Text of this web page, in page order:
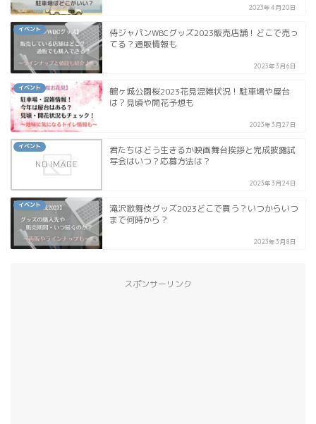
2023年4月20日
イベント
侍ジャパンWBCグッズ2023販売店舗！どこで売っ
てる？通販情報も
2023年3月6日
イベント
鶴ヶ城公園桜2023花見混雑状況！駐車場や屋台
は？見頃や開花予想も
2023年3月27日
イベント
君たちはどう生きるか映画舞台挨拶と完成披露試
写会はいつ？応募方法は？
2023年3月24日
イベント
滝沢歌舞伎グッズ2023どこで買う？いつからいつ
まで何時から？
2023年3月8日
スポンサーリンク